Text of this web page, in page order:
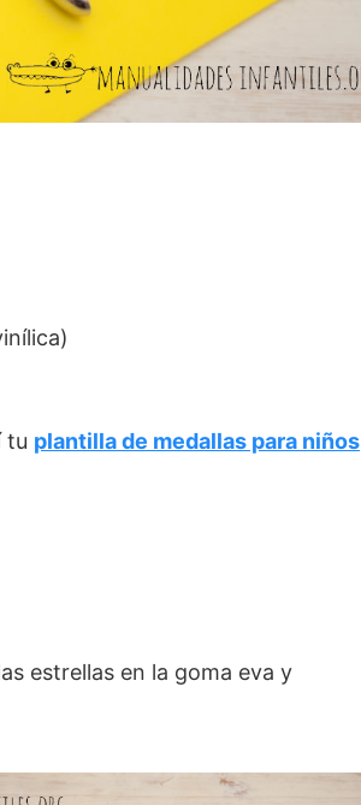
tu plantilla de medallas para niños
estrellas en la goma eva y